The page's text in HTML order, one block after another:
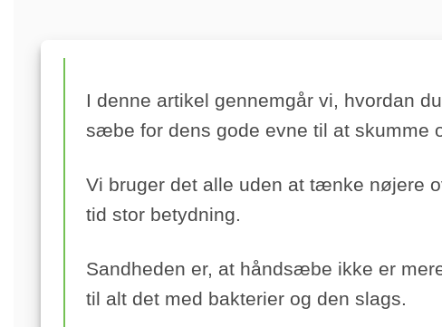
I denne artikel gennemgår vi, hvordan
sæbe for dens gode evne til at skumme
Vi bruger det alle uden at tænke nøjere
tid stor betydning.
Sandheden er, at håndsæbe ikke er
til alt det med bakterier og den slags.